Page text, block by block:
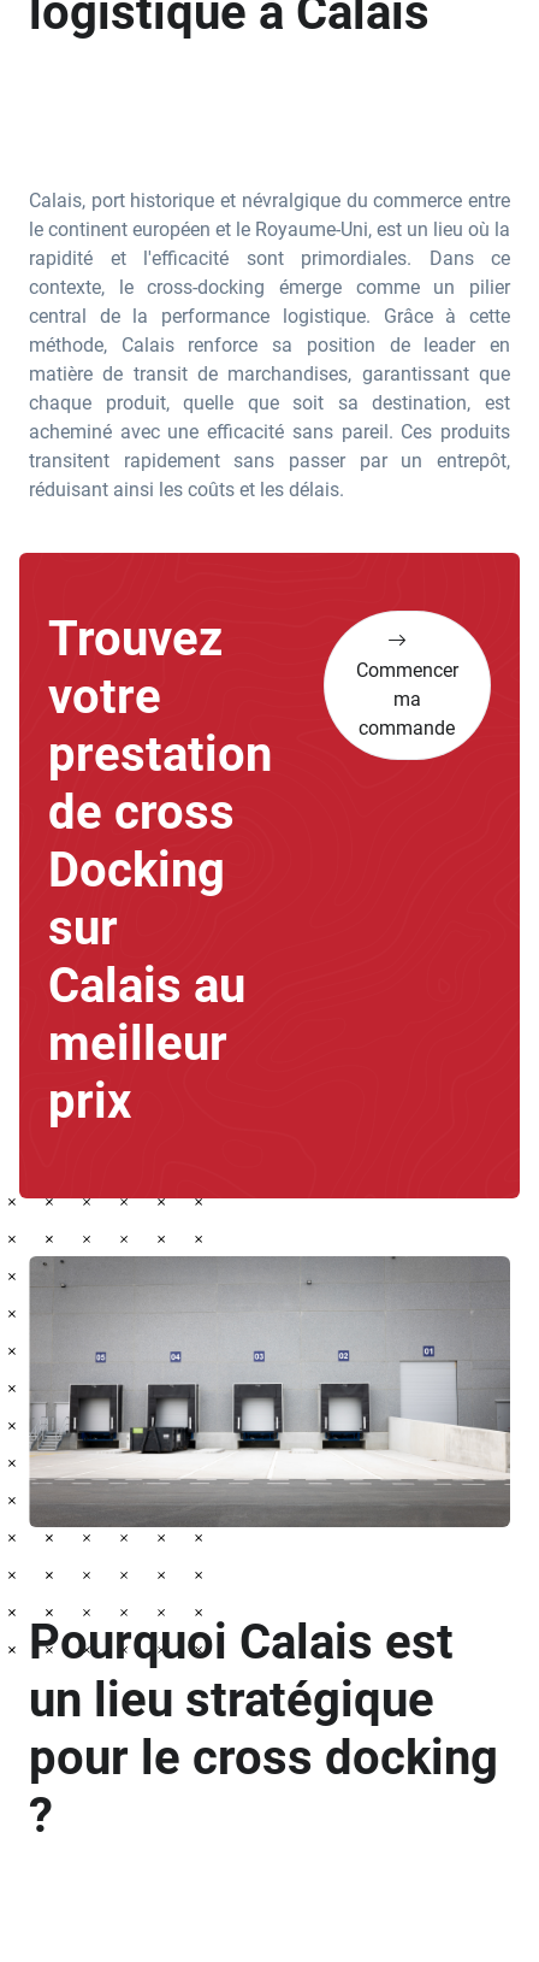
logistique à Calais
Calais, port historique et névralgique du commerce entre
le continent européen et le Royaume-Uni, est un lieu où la
rapidité et l'efficacité sont primordiales. Dans ce
contexte, le cross-docking émerge comme un pilier
central de la performance logistique. Grâce à cette
méthode, Calais renforce sa position de leader en
matière de transit de marchandises, garantissant que
chaque produit, quelle que soit sa destination, est
acheminé avec une efficacité sans pareil. Ces produits
transitent rapidement sans passer par un entrepôt,
réduisant ainsi les coûts et les délais.
Trouvez
votre
prestation
de cross
Docking
sur
Calais au
meilleur
prix
Commencer
ma
commande
Pourquoi Calais est
un lieu stratégique
pour le cross docking
?